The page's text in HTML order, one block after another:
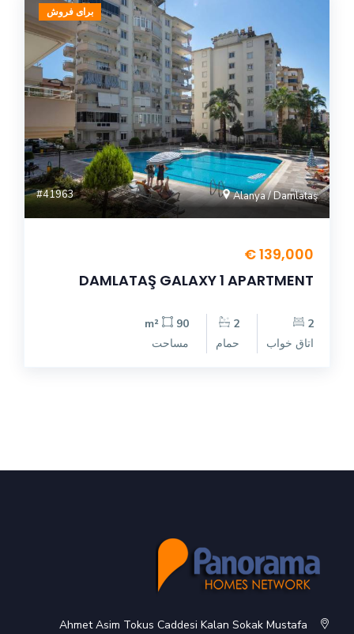
برای فروش
Alanya / Damlataş
#41963
139,000 €
DAMLATAŞ GALAXY 1 APARTMENT
2
اتاق خواب
2
حمام
90 m²
مساحت
Ahmet Asim Tokus Caddesi Kalan Sokak Mustafa